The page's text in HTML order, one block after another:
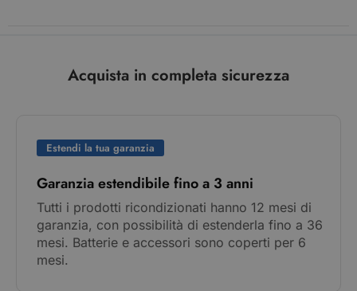
Acquista in completa sicurezza
Estendi la tua garanzia
Garanzia estendibile fino a 3 anni
Tutti i prodotti ricondizionati hanno 12 mesi di
garanzia, con possibilità di estenderla fino a 36
mesi. Batterie e accessori sono coperti per 6
mesi.